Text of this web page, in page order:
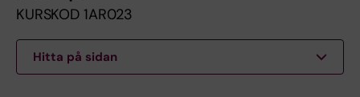
KURSKOD 1AR023
Hitta på sidan